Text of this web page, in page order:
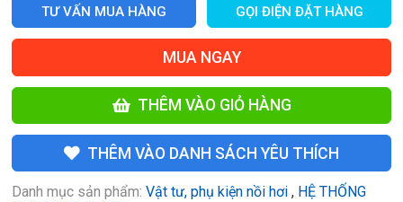
TƯ VẤN MUA HÀNG GỌI ĐIỆN ĐẶT HÀNG
MUA NGAY
THÊM VÀO GIỎ HÀNG
THÊM VÀO DANH SÁCH YÊU THÍCH
Danh mục sản phẩm: Vật tư, phụ kiện nồi hơi , HỆ THỐNG